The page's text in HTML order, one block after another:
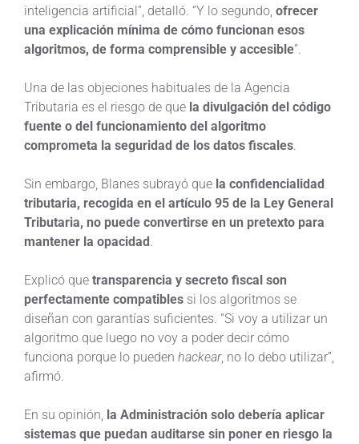
inteligencia artificial”, detalló. “Y lo segundo, ofrecer
una explicación mínima de cómo funcionan esos
algoritmos, de forma comprensible y accesible”.
Una de las objeciones habituales de la Agencia
Tributaria es el riesgo de que la divulgación del código
fuente o del funcionamiento del algoritmo
comprometa la seguridad de los datos fiscales.
Sin embargo, Blanes subrayó que la confidencialidad
tributaria, recogida en el artículo 95 de la Ley General
Tributaria, no puede convertirse en un pretexto para
mantener la opacidad.
Explicó que transparencia y secreto fiscal son
perfectamente compatibles si los algoritmos se
diseñan con garantías suficientes. “Si voy a utilizar un
algoritmo que luego no voy a poder decir cómo
funciona porque lo pueden hackear, no lo debo utilizar”,
afirmó.
En su opinión, la Administración solo debería aplicar
sistemas que puedan auditarse sin poner en riesgo la